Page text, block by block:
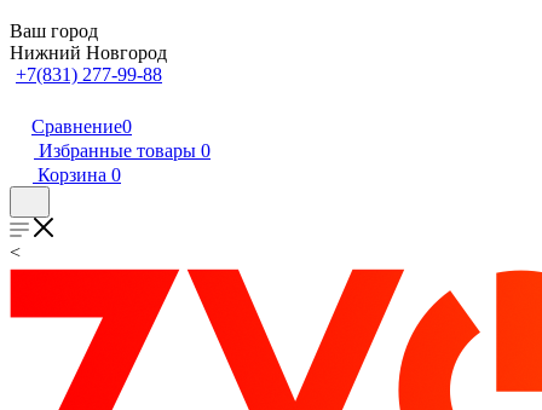
Ваш город
Нижний Новгород
+7(831) 277-99-88
Сравнение0
Избранные товары 0
Корзина 0
<